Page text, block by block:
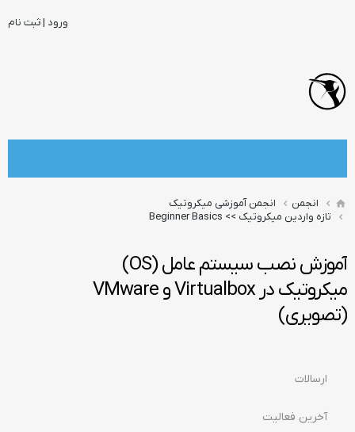
ورود | ثبت نام
انجمن
انجمن آموزشی میکروتیک
تازه واردین میکروتیک >> Beginner Basics
آموزش نصب سیستم عامل (OS)
میکروتیک در Virtualbox و VMware
(تصویری)
ارسالات
آخرین فعالیت